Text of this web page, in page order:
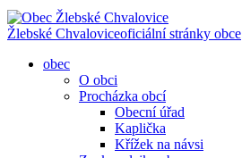
Žlebské Chvaloviceoficiální stránky obce
obec
O obci
Procházka obcí
Obecní úřad
Kaplička
Křížek na návsi